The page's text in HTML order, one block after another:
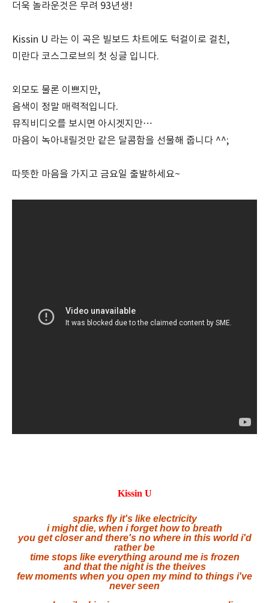
더욱 놀라운것은 무려 93년생!
Kissin U 라는 이 곡은 빌보드 차트에도 턱걸이로 걸친,
미란다 코스그로브의 첫 싱글 입니다.
외모도 물론 이쁘지만,
음색이 정말 매력적입니다.
뮤직비디오를 보시면 아시겟지만…
마음이 녹아내릴것만 같은 달콤함을 선물해 줍니다 ^^;
따뜻한 마음을 가지고 금요일 출발하세요~
Kissin U
sparks fly it's like electricity
i might die, when i forget how to breath
you get closer and there's no where in this world i'd
rather be
time stops like everything around me is frozen
and that the night is the theives
few moments when you open my mind to things i've
never seen